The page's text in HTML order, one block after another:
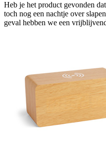
Heb je het product gevonden
toch nog een nachtje over
geval hebben we een